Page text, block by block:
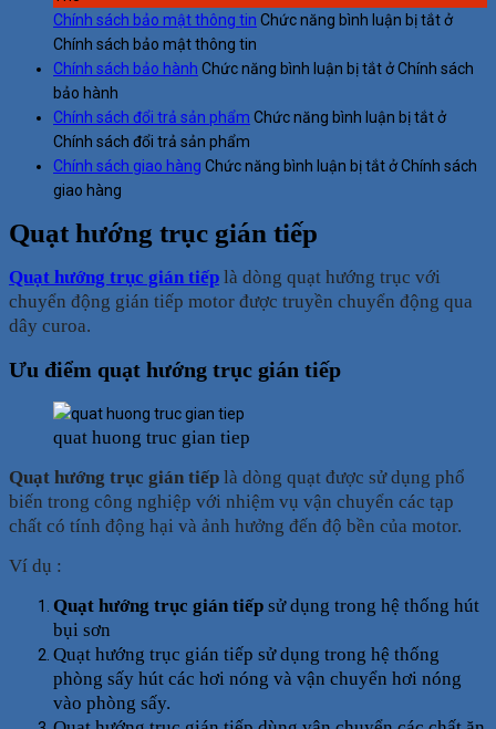
Chính sách bảo mật thông tin Chức năng bình luận bị tắtở
Chính sách bảo mật thông tin
Chính sách bảo hành Chức năng bình luận bị tắtở Chính sách
bảo hành
Chính sách đổi trả sản phẩm Chức năng bình luận bị tắtở
Chính sách đổi trả sản phẩm
Chính sách giao hàng Chức năng bình luận bị tắtở Chính sách
giao hàng
Quạt hướng trục gián tiếp
Quạt hướng trục gián tiếp là dòng quạt hướng trục với
chuyển động gián tiếp motor được truyền chuyển động qua
dây curoa.
Ưu điểm quạt hướng trục gián tiếp
quat huong truc gian tiep
Quạt hướng trục gián tiếp là dòng quạt được sử dụng phổ
biến trong công nghiệp với nhiệm vụ vận chuyển các tạp
chất có tính động hại và ảnh hưởng đến độ bền của motor.
Ví dụ :
Quạt hướng trục gián tiếp sử dụng trong hệ thống hút
bụi sơn
Quạt hướng trục gián tiếp sử dụng trong hệ thống
phòng sấy hút các hơi nóng và vận chuyển hơi nóng
vào phòng sấy.